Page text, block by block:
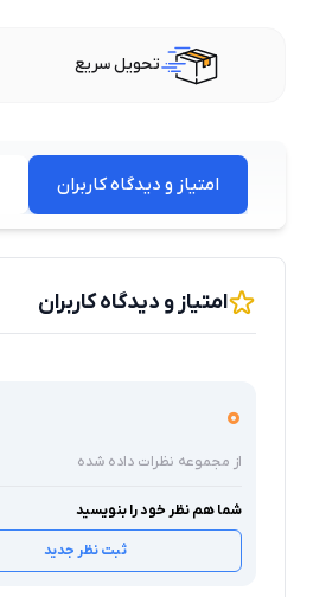
تحویل سریع
امتیاز و دیدگاه کاربران
امتیاز و دیدگاه کاربران
0
از مجموعه نظرات داده شده
شما هم نظر خود را بنویسید
ثبت نظر جدید